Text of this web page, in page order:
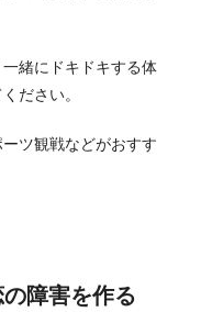
緒にドキドキする体
ださい。
ツ観戦などがおすす
障害を作る